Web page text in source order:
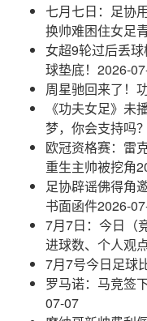
七月七日：足协
换帅难困住女足
女超9轮过后丢
球垫底！ 2026-
周星驰回来了！
《功夫女足》未
梦，你会支持吗？
欧冠资格赛：雷
重生主帅被挖角
足协辟谣佛得角
书面函件2026-
7月7日：今日（
进球数、个人观
7月7号今日足球
罗马诺：马竞签
07-07